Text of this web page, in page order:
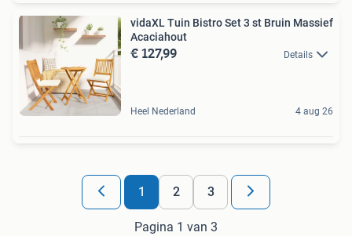
vidaXL Tuin Bistro Set 3 st Bruin Massief
Acaciahout
€ 127,99 Details
Heel Nederland 4 aug 26
1 2 3
Pagina 1 van 3